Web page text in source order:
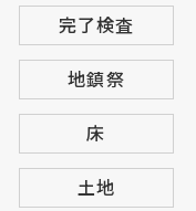
完了検査
地鎮祭
床
土地